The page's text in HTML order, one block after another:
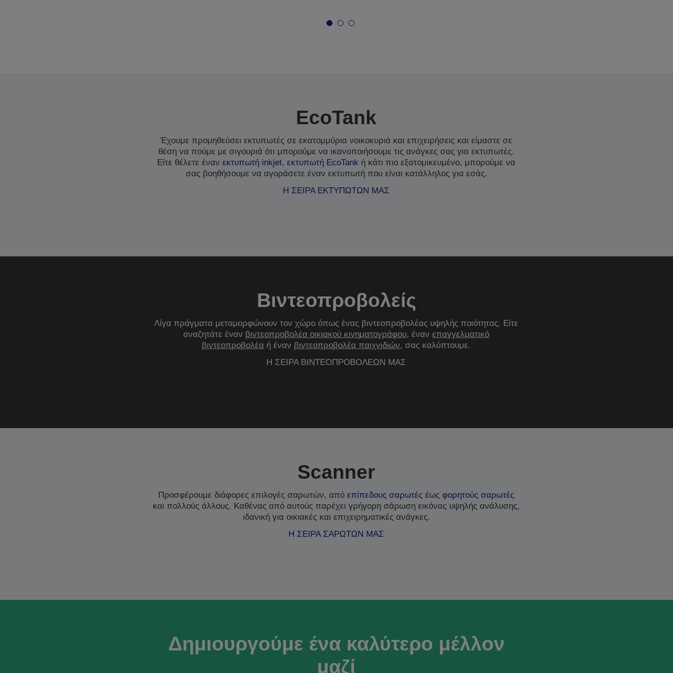
EcoTank
Έχουμε προμηθεύσει εκτυπωτές σε εκατομμύρια νοικοκυριά και επιχειρήσεις και είμαστε σε
θέση να πούμε με σιγουριά ότι μπορούμε να ικανοποιήσουμε τις ανάγκες σας για εκτυπωτές.
Είτε θέλετε ένανεκτυπωτή inkjet,εκτυπωτή EcoTank ή κάτι πιο εξατομικευμένο, μπορούμε να
σας βοηθήσουμε να αγοράσετε έναν εκτυπωτή που είναι κατάλληλος για εσάς.
Η ΣΕΙΡΑ ΕΚΤΥΠΩΤΩΝ ΜΑΣ
Βιντεοπροβολείς
Λίγα πράγματα μεταμορφώνουν τον χώρο όπως ένας βιντεοπροβολέας υψηλής ποιότητας. Είτε
αναζητάτε έναν βιντεοπροβολέα οικιακού κινηματογράφου, ένανεπαγγελματικό
βιντεοπροβολέα ή έναν βιντεοπροβολέα παιχνιδιών, σας καλύπτουμε.
Η ΣΕΙΡΑ ΒΙΝΤΕΟΠΡΟΒΟΛΕΩΝ ΜΑΣ
Scanner
Προσφέρουμε διάφορες επιλογές σαρωτών, απόεπίπεδους σαρωτές έωςφορητούς σαρωτές
και πολλούς άλλους. Καθένας από αυτούς παρέχει γρήγορη σάρωση εικόνας υψηλής ανάλυσης,
ιδανική για οικιακές και επιχειρηματικές ανάγκες.
Η ΣΕΙΡΑ ΣΑΡΩΤΩΝ ΜΑΣ
Δημιουργούμε ένα καλύτερο μέλλον
μαζί